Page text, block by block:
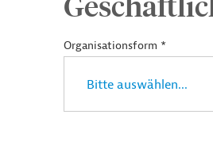
Organisationsform *